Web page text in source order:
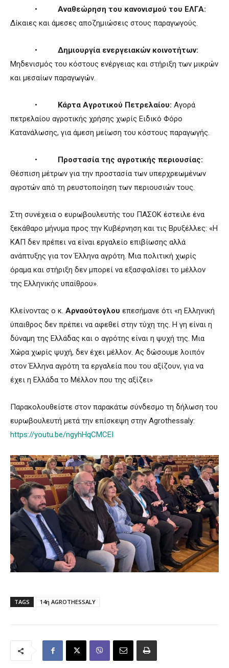
• Αναθεώρηση του κανονισμού του ΕΛΓΑ:
Δίκαιες και άμεσες αποζημιώσεις στους παραγωγούς.
• Δημιουργία ενεργειακών κοινοτήτων:
Μηδενισμός του κόστους ενέργειας και στήριξη των μικρών
και μεσαίων παραγωγών.
• Κάρτα Αγροτικού Πετρελαίου: Αγορά
πετρελαίου αγροτικής χρήσης χωρίς Ειδικό Φόρο
Κατανάλωσης, για άμεση μείωση του κόστους παραγωγής.
• Προστασία της αγροτικής περιουσίας:
Θέσπιση μέτρων για την προστασία των υπερχρεωμένων
αγροτών από τη ρευστοποίηση των περιουσιών τους.
Στη συνέχεια ο ευρωβουλευτής του ΠΑΣΟΚ έστειλε ένα
ξεκάθαρο μήνυμα προς την Κυβέρνηση και τις Βρυξέλλες: «Η
ΚΑΠ δεν πρέπει να είναι εργαλείο επιβίωσης αλλά
ανάπτυξης για τον Έλληνα αγρότη. Μια πολιτική χωρίς
όραμα και στήριξη δεν μπορεί να εξασφαλίσει το μέλλον
της Eλληνικής υπαίθρου».
Κλείνοντας ο κ. Αρναούτογλου επεσήμανε ότι «η Ελληνική
ύπαιθρος δεν πρέπει να αφεθεί στην τύχη της. Η γη είναι η
δύναμη της Ελλάδας και ο αγρότης είναι η ψυχή της. Μια
Χώρα χωρίς ψυχή, δεν έχει μέλλον. Ας δώσουμε λοιπόν
στον Έλληνα αγρότη τα εργαλεία που του αξίζουν, για να
έχει η Ελλάδα το Μέλλον που της αξίζει»
Παρακολουθείστε στον παρακάτω σύνδεσμο τη δήλωση του
ευρωβουλευτή μετά την επίσκεψη στην Agrothessaly:
https://youtu.be/ngyhHqCMCEI
TAGS 14η AGROTHESSALY